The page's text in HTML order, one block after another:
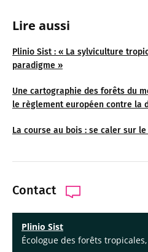
Lire aussi
Plinio Sist : « La sylviculture
paradigme »
Une cartographie des forêts du
le règlement européen contre la
La course au bois : se caler sur
Contact
Plinio Sist
Écologue des forêts